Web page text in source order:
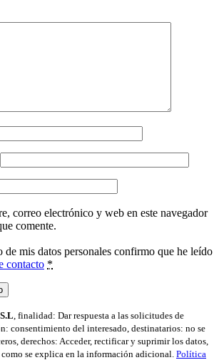
correo electrónico y web en este navegador
comente.
de mis datos personales confirmo que he leído
contacto *
, finalidad: Dar respuesta a las solicitudes de
consentimiento del interesado, destinatarios: no se
derechos: Acceder, rectificar y suprimir los datos,
se explica en la información adicional. Política